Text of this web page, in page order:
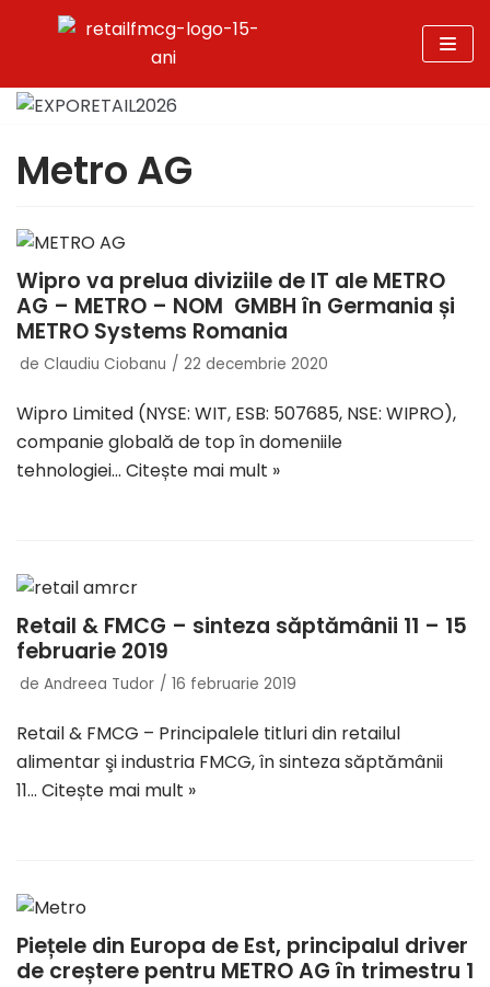
la
conținut
Metro AG
Wipro va prelua diviziile de IT ale METRO
AG – METRO – NOM GMBH în Germania și
METRO Systems Romania
de Claudiu Ciobanu 22 decembrie 2020
Wipro Limited (NYSE: WIT, ESB: 507685, NSE: WIPRO),
companie globală de top în domeniile
tehnologiei… Citește mai mult »
Retail & FMCG – sinteza săptămânii 11 – 15
februarie 2019
de Andreea Tudor 16 februarie 2019
Retail & FMCG – Principalele titluri din retailul
alimentar şi industria FMCG, în sinteza săptămânii
11… Citește mai mult »
Piețele din Europa de Est, principalul driver
de creștere pentru METRO AG în trimestru 1